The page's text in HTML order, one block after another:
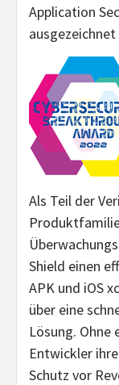
Application
Als Teil der
Shield einen
APK und iOS
über eine
Lösung.
Entwickler
Schutz vor